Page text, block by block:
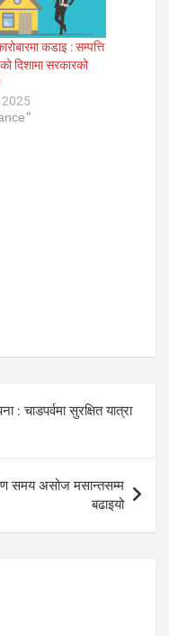
कडाइ : सम्पत्ति
दिशामा सरकारको
: चाडपर्वमा सुरक्षित यात्रा
समय असोज मसान्तसम्म
बढाइयो